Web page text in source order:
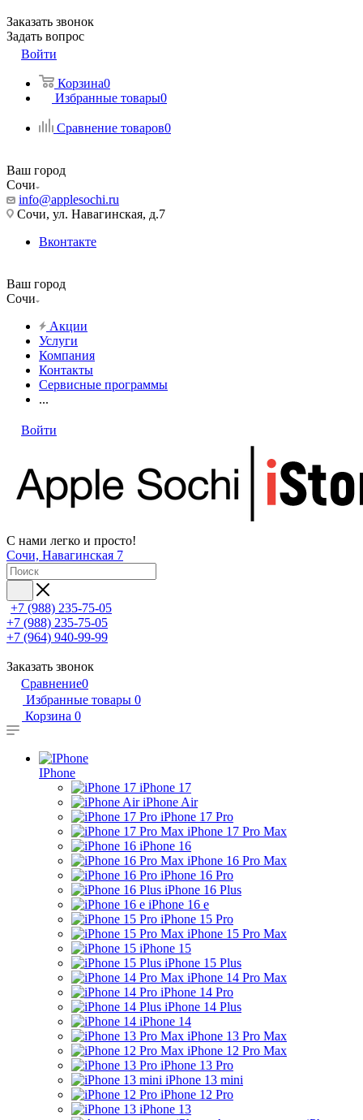
Заказать звонок
Задать вопрос
Войти
Корзина0
Избранные товары0
Сравнение товаров0
Ваш город
Сочи
info@applesochi.ru
Сочи, ул. Навагинская, д.7
Вконтакте
Ваш город
Сочи
Акции
Услуги
Компания
Контакты
Сервисные программы
...
Войти
С нами легко и просто!
Сочи, Навагинская 7
+7 (988) 235-75-05
+7 (988) 235-75-05
+7 (964) 940-99-99
Заказать звонок
Сравнение0
Избранные товары 0
Корзина 0
IPhone
iPhone 17
iPhone Air
iPhone 17 Pro
iPhone 17 Pro Max
iPhone 16
iPhone 16 Pro Max
iPhone 16 Pro
iPhone 16 Plus
iPhone 16 e
iPhone 15 Pro
iPhone 15 Pro Max
iPhone 15
iPhone 15 Plus
iPhone 14 Pro Max
iPhone 14 Pro
iPhone 14 Plus
iPhone 14
iPhone 13 Pro Max
iPhone 12 Pro Max
iPhone 13 Pro
iPhone 13 mini
iPhone 12 Pro
iPhone 13